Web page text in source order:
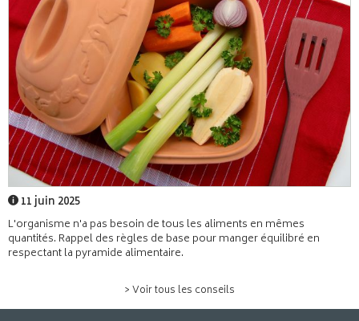
11 juin 2025
L'organisme n'a pas besoin de tous les aliments en mêmes
quantités. Rappel des règles de base pour manger équilibré en
respectant la pyramide alimentaire.
> Voir tous les conseils